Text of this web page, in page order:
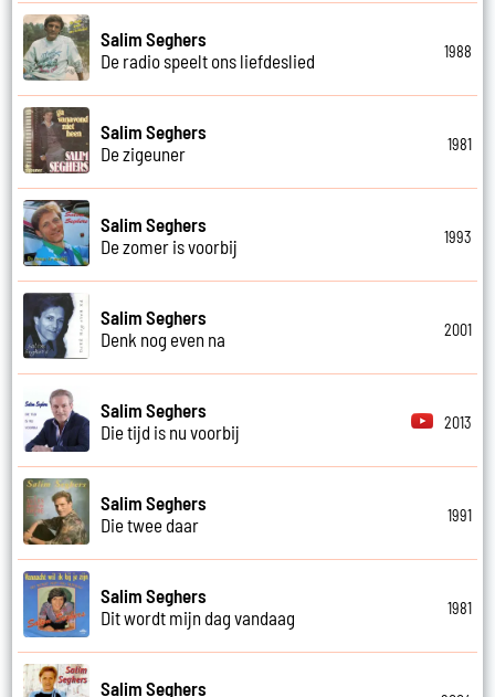
Salim Seghers
De radio speelt ons liefdeslied
1988
Salim Seghers
De zigeuner
1981
Salim Seghers
De zomer is voorbij
1993
Salim Seghers
Denk nog even na
2001
Salim Seghers
Die tijd is nu voorbij
2013
Salim Seghers
Die twee daar
1991
Salim Seghers
Dit wordt mijn dag vandaag
1981
Salim Seghers